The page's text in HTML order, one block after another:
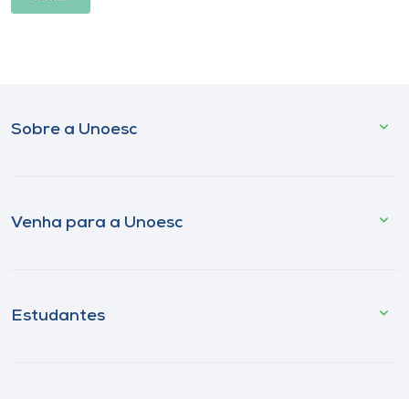
Sobre a Unoesc
Venha para a Unoesc
Estudantes